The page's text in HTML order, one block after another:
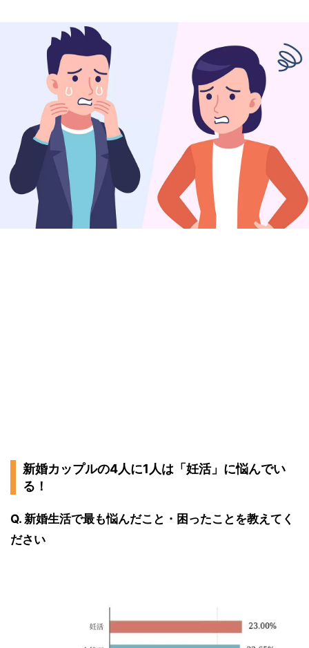
新婚カップルの4人に1人は「妊活」に悩んでい
る！
Q. 新婚生活で最も悩んだこと・困ったことを教えてく
ださい